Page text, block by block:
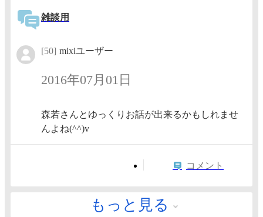
雑談用
[50] mixiユーザー
2016年07月01日
森若さんとゆっくりお話が出来るかもしれませ
んよね(^^)v
コメント
もっと見る